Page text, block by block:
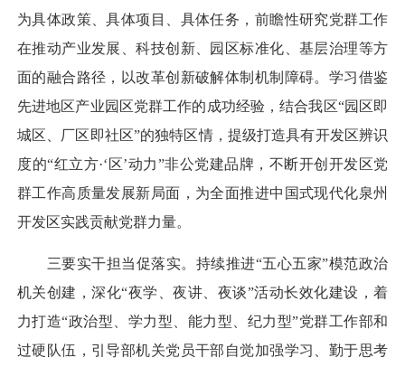
为具体政策、具体项目、具体任务，前瞻性研究党群工作
在推动产业发展、科技创新、园区标准化、基层治理等方
面的融合路径，以改革创新破解体制机制障碍。学习借鉴
先进地区产业园区党群工作的成功经验，结合我区“园区即
城区、厂区即社区”的独特区情，提级打造具有开发区辨识
度的“红立方·‘区’动力”非公党建品牌，不断开创开发区党
群工作高质量发展新局面，为全面推进中国式现代化泉州
开发区实践贡献党群力量。
三要实干担当促落实。持续推进“五心五家”模范政治
机关创建，深化“夜学、夜讲、夜谈”活动长效化建设，着
力打造“政治型、学力型、能力型、纪力型”党群工作部和
过硬队伍，引导部机关党员干部自觉加强学习、勤于思考